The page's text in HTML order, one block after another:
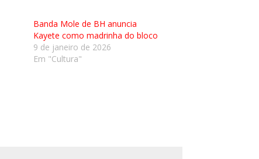
Banda Mole de BH anuncia
Kayete como madrinha do bloco
9 de janeiro de 2026
Em "Cultura"